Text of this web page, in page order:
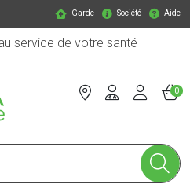
Garde Société Aide
service de votre santé
en ligne à votre service
0